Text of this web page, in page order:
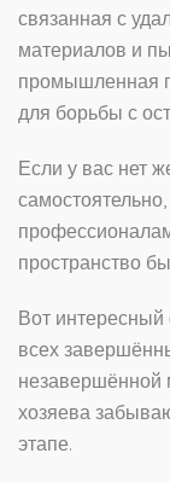
связанная с
материалов и
промышленная
для борьбы с
Если у вас нет
пространство
Вот
всех
незавершённой
хозяева
этапе.